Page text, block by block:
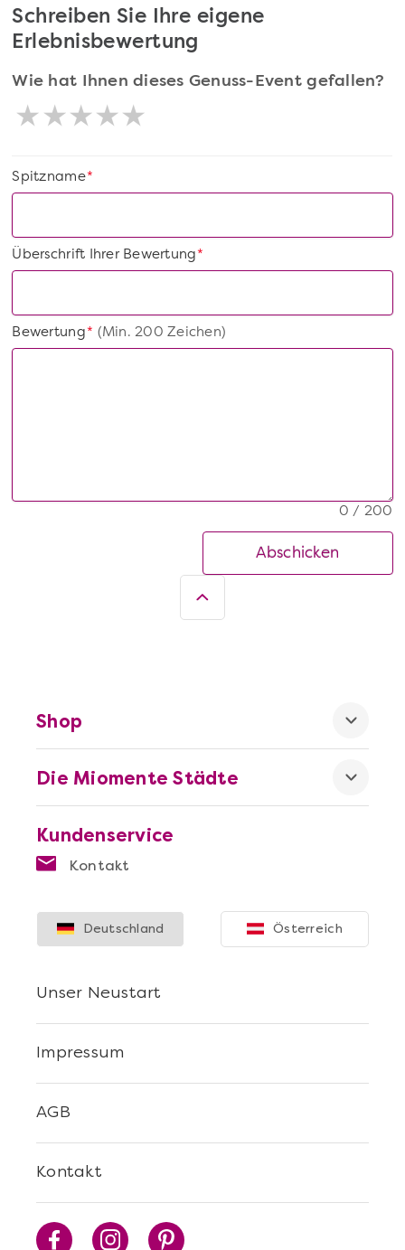
Schreiben Sie Ihre eigene
Erlebnisbewertung
Wie hat Ihnen dieses Genuss-Event gefallen?
*
Spitzname
*
Überschrift Ihrer Bewertung
*
Bewertung(Min. 200 Zeichen)
0 / 200
Abschicken
Kundenservice
Kontakt
Die Miomente Städte
Shop
Kontakt
AGB
Impressum
Unser Neustart
Deutschland Österreich